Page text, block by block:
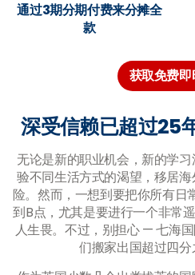
通过3期分期付费来分摊全
款
获取免费
深受信赖已超过25
无论是新的职业机会，新的学
验不同生活方式的渴望，移居
险。然而，一想到要把你所有日
到B点，尤其是要进行一个非常
人生畏。不过，别担心 — 七海
们搬家出国超过四分